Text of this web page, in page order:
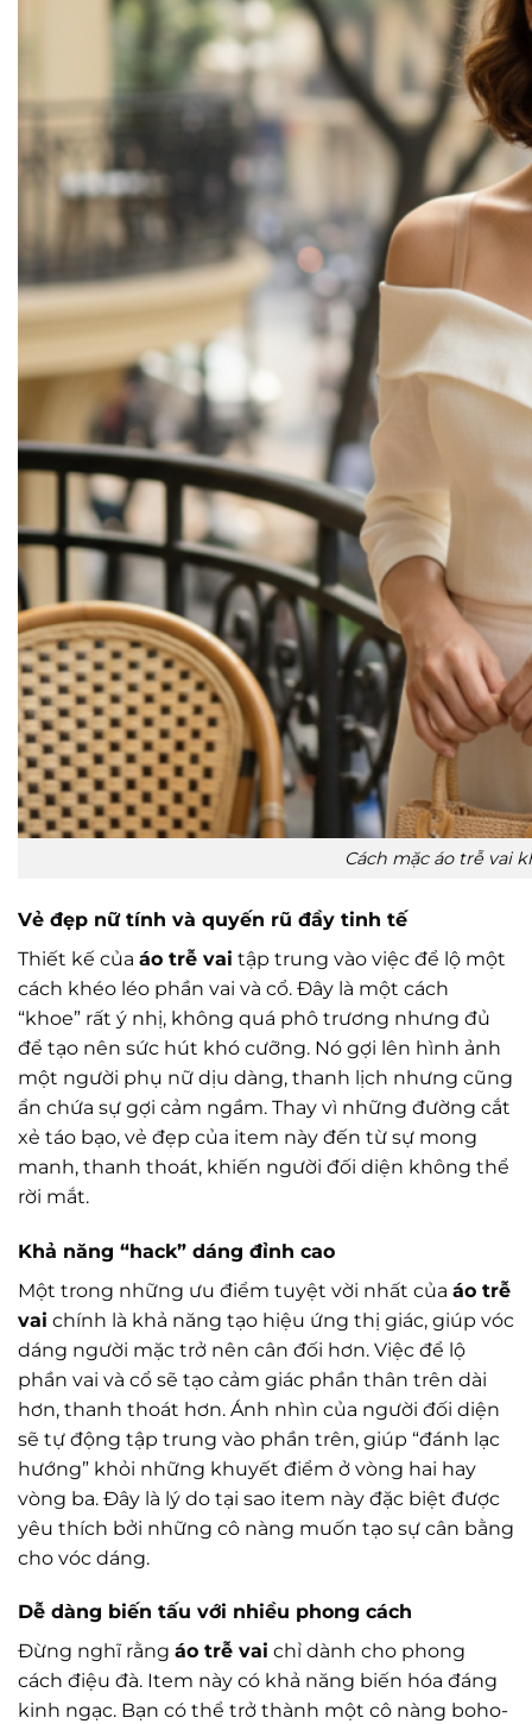
Cách mặc áo trễ vai
Vẻ đẹp nữ tính và quyến rũ đầy tinh tế
Thiết kế của áo trễ vai tập trung vào việc để lộ một
cách khéo léo phần vai và cổ. Đây là một cách
“khoe” rất ý nhị, không quá phô trương nhưng đủ
để tạo nên sức hút khó cưỡng. Nó gợi lên hình ảnh
một người phụ nữ dịu dàng, thanh lịch nhưng cũng
ẩn chứa sự gợi cảm ngầm. Thay vì những đường cắt
xẻ táo bạo, vẻ đẹp của item này đến từ sự mong
manh, thanh thoát, khiến người đối diện không thể
rời mắt.
Khả năng “hack” dáng đỉnh cao
Một trong những ưu điểm tuyệt vời nhất của áo trễ
vai chính là khả năng tạo hiệu ứng thị giác, giúp vóc
dáng người mặc trở nên cân đối hơn. Việc để lộ
phần vai và cổ sẽ tạo cảm giác phần thân trên dài
hơn, thanh thoát hơn. Ánh nhìn của người đối diện
sẽ tự động tập trung vào phần trên, giúp “đánh lạc
hướng” khỏi những khuyết điểm ở vòng hai hay
vòng ba. Đây là lý do tại sao item này đặc biệt được
yêu thích bởi những cô nàng muốn tạo sự cân bằng
cho vóc dáng.
Dễ dàng biến tấu với nhiều phong cách
Đừng nghĩ rằng áo trễ vai chỉ dành cho phong
cách điệu đà. Item này có khả năng biến hóa đáng
kinh ngạc. Bạn có thể trở thành một cô nàng boho-